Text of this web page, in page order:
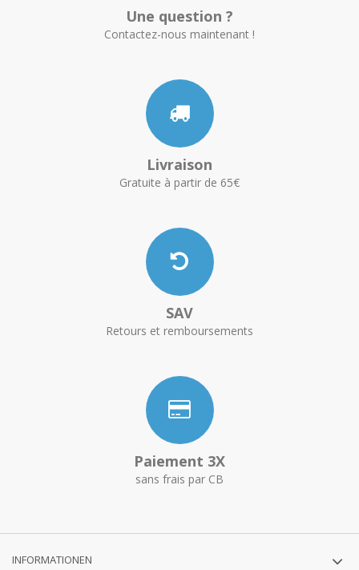
Une question ?
Contactez-nous maintenant !
Livraison
Gratuite à partir de 65€
SAV
Retours et remboursements
Paiement 3X
sans frais par CB
INFORMATIONEN